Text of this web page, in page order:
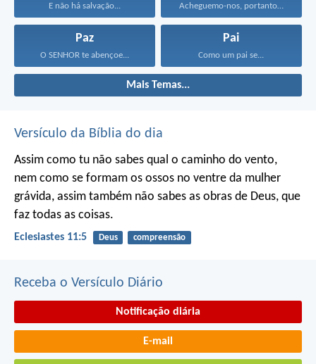
E não há salvação... Acheguemo-nos, portanto, confiadamente, junto...
Paz
O SENHOR te abençoe...
Pai
Como um pai se...
Mais Temas...
Versículo da Bíblia do dia
Assim como tu não sabes qual o caminho do vento,
nem como se formam os ossos no ventre da mulher
grávida, assim também não sabes as obras de Deus, que
faz todas as coisas.
Eclesiastes 11:5 Deus compreensão
Receba o Versículo Diário
Notificação diária
E-mail